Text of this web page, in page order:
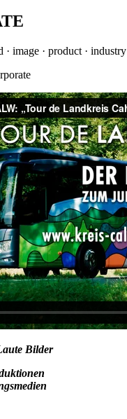
· image · product · industry
Bilder